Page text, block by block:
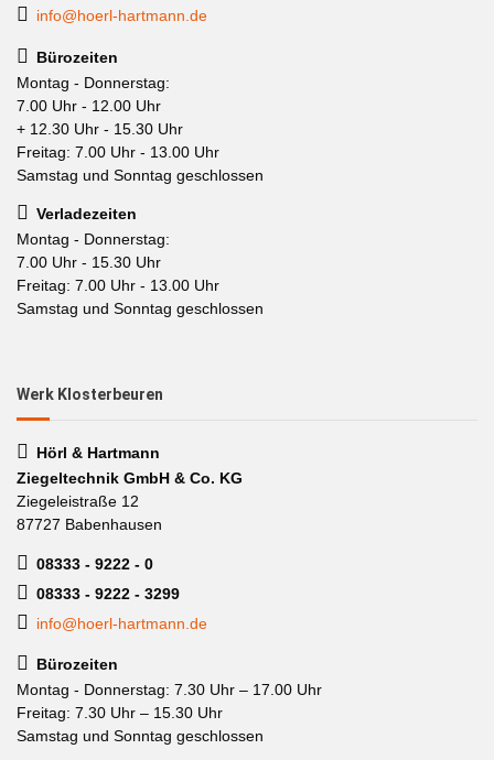
info@hoerl-hartmann.de
Bürozeiten
Montag - Donnerstag:
7.00 Uhr - 12.00 Uhr
+ 12.30 Uhr - 15.30 Uhr
Freitag: 7.00 Uhr - 13.00 Uhr
Samstag und Sonntag geschlossen
Verladezeiten
Montag - Donnerstag:
7.00 Uhr - 15.30 Uhr
Freitag: 7.00 Uhr - 13.00 Uhr
Samstag und Sonntag geschlossen
Werk Klosterbeuren
Hörl & Hartmann
Ziegeltechnik GmbH & Co. KG
Ziegeleistraße 12
87727 Babenhausen
08333 - 9222 - 0
08333 - 9222 - 3299
info@hoerl-hartmann.de
Bürozeiten
Montag - Donnerstag: 7.30 Uhr – 17.00 Uhr
Freitag: 7.30 Uhr – 15.30 Uhr
Samstag und Sonntag geschlossen